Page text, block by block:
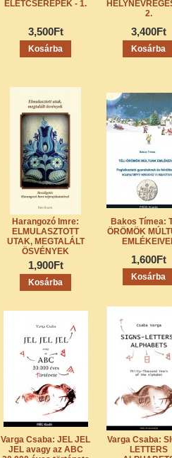
ÉLETCSEREPEK - 1.
3,500Ft
2.
3,400Ft
Harangozó Imre:
ELMULASZTOTT
UTAK, MEGTALÁLT
ÖSVÉNYEK
1,900Ft
Bakos Tímea:
ÖRÖMÖK
1,600Ft
Varga Csaba: JEL JEL
JEL avagy az ABC
Varga Csaba:
LETTERS